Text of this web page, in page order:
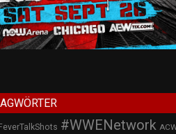
#WWENetwork